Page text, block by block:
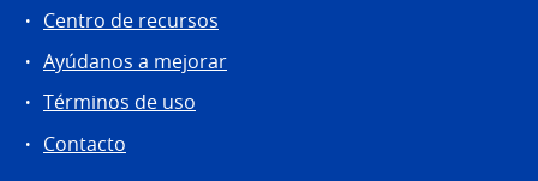
Centro de recursos
Ayúdanos a mejorar
Términos de uso
Contacto